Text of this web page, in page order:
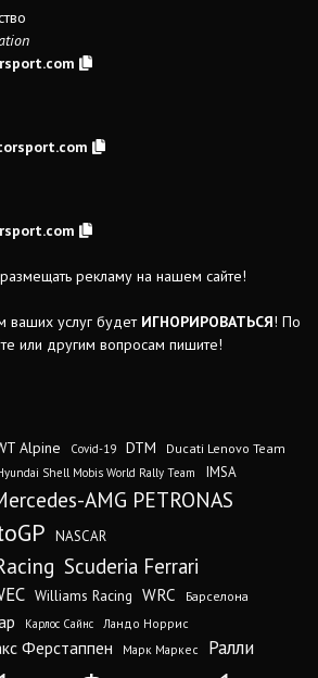
рекламу на нашем сайте!
ваших услуг будет ИГНОРИРОВАТЬСЯ! По
или другим вопросам пишите!
Alpine Covid-19 DTM Ducati Lenovo Team
Shell Mobis World Rally Team IMSA
AMG PETRONAS
NASCAR
Scuderia Ferrari
Williams Racing WRC
Барселона
Карлос Сайнс Ландо Норрис
Ферстаппен Марк Маркес Ралли